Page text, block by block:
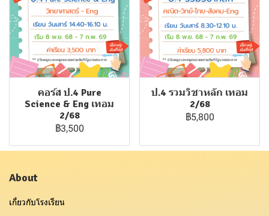
คอร์ส ป.4 Pure
Science & Eng เทอม
2/68
฿3,500
ป.4 รวมวิชาหลัก เทอม
2/68
฿5,800
About
เกี่ยวกับโรงเรียน